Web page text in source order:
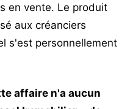
en vente. Le produit
aux créanciers
s'est personnellement
affaire n'a aucun